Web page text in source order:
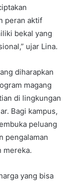
peran aktif
bekal yang
ujar Lina.
diharapkan
magang
di lingkungan
Bagi kampus,
peluang
pengalaman
mereka.
yang bisa